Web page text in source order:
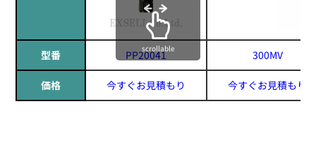
型番 PP20041 300MV
価格 今すぐお見積もり 今すぐお見積もり
scrollable